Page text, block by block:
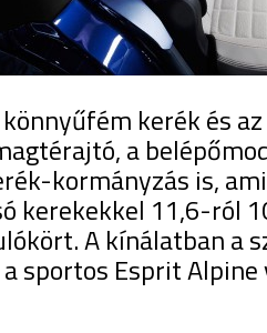
kerék és
a
kormányzás is,
kerekekkel 11,6-ról
A kínálatban a
a sportos Esprit